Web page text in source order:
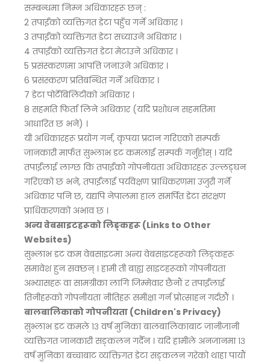
सम्बन्धमा निम्न अधिकारहरू छन् :
2 तपाईंको व्यक्तिगत डेटा पहुँच गर्ने अधिकार ।
3 तपाईंको व्यक्तिगत डेटा सच्याउने अधिकार ।
4 तपाईंको व्यक्तिगत डेटा मेटाउने अधिकार ।
5 प्रसंस्करणमा आपत्ति जनाउने अधिकार ।
6 प्रसंस्करण प्रतिबन्धित गर्ने अधिकार ।
7 डेटा पोर्टेबिलिटीको अधिकार ।
8 सहमति फिर्ता लिने अधिकार (यदि प्रशोधन सहमतिमा
आधारित छ भने) ।
यी अधिकारहरू प्रयोग गर्न, कृपया प्रदान गरिएको सम्पर्क
जानकारी मार्फत सुभ्लाभ डट कमलाई सम्पर्क गर्नुहोस् । यदि
तपाईंलाई लाग्छ कि तपाईंको गोपनीयता अधिकारहरू उल्लङ्घन
गरिएको छ भने, तपाईंलाई पर्यवेक्षण प्राधिकरणमा उजुरी गर्ने
अधिकार पनि छ, यद्यपि नेपालमा हाल समर्पित डेटा संरक्षण
प्राधिकरणको अभाव छ ।
अन्य वेबसाइटहरूको लिङ्कहरू (Links to Other
Websites)
सुभ्लाभ डट कम वेबसाइटमा अन्य वेबसाइटहरूको लिङ्कहरू
समावेश हुन सक्छन् । हामी ती बाह्य साइटहरूको गोपनीयता
अभ्यासहरू वा सामग्रीका लागि जिम्मेवार छैनौं र तपाईंलाई
तिनीहरूको गोपनीयता नीतिहरू समीक्षा गर्न प्रोत्साहन गर्दछौं ।
बालबालिकाको गोपनीयता (Children's Privacy)
सुभ्लाभ डट कमले १३ वर्ष मुनिका बालबालिकाबाट जानीजानी
व्यक्तिगत जानकारी सङ्कलन गर्दैन । यदि हामीले अनजानमा १३
वर्ष मुनिका बच्चाबाट व्यक्तिगत डेटा सङ्कलन गरेको थाहा पायौं